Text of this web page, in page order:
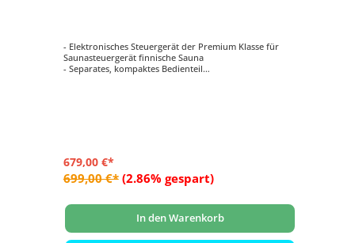
- Elektronisches Steuergerät der Premium Klasse für
Saunasteuergerät finnische Sauna
- Separates, kompaktes Bedienteil
679,00 €*
699,00 €* (2.86% gespart)
In den Warenkorb